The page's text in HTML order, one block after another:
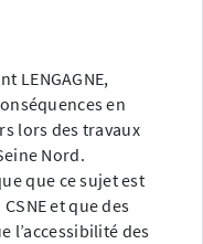
LENGAGNE,
en
lors des travaux
Nord.
que ce sujet est
et que des
l’accessibilité des